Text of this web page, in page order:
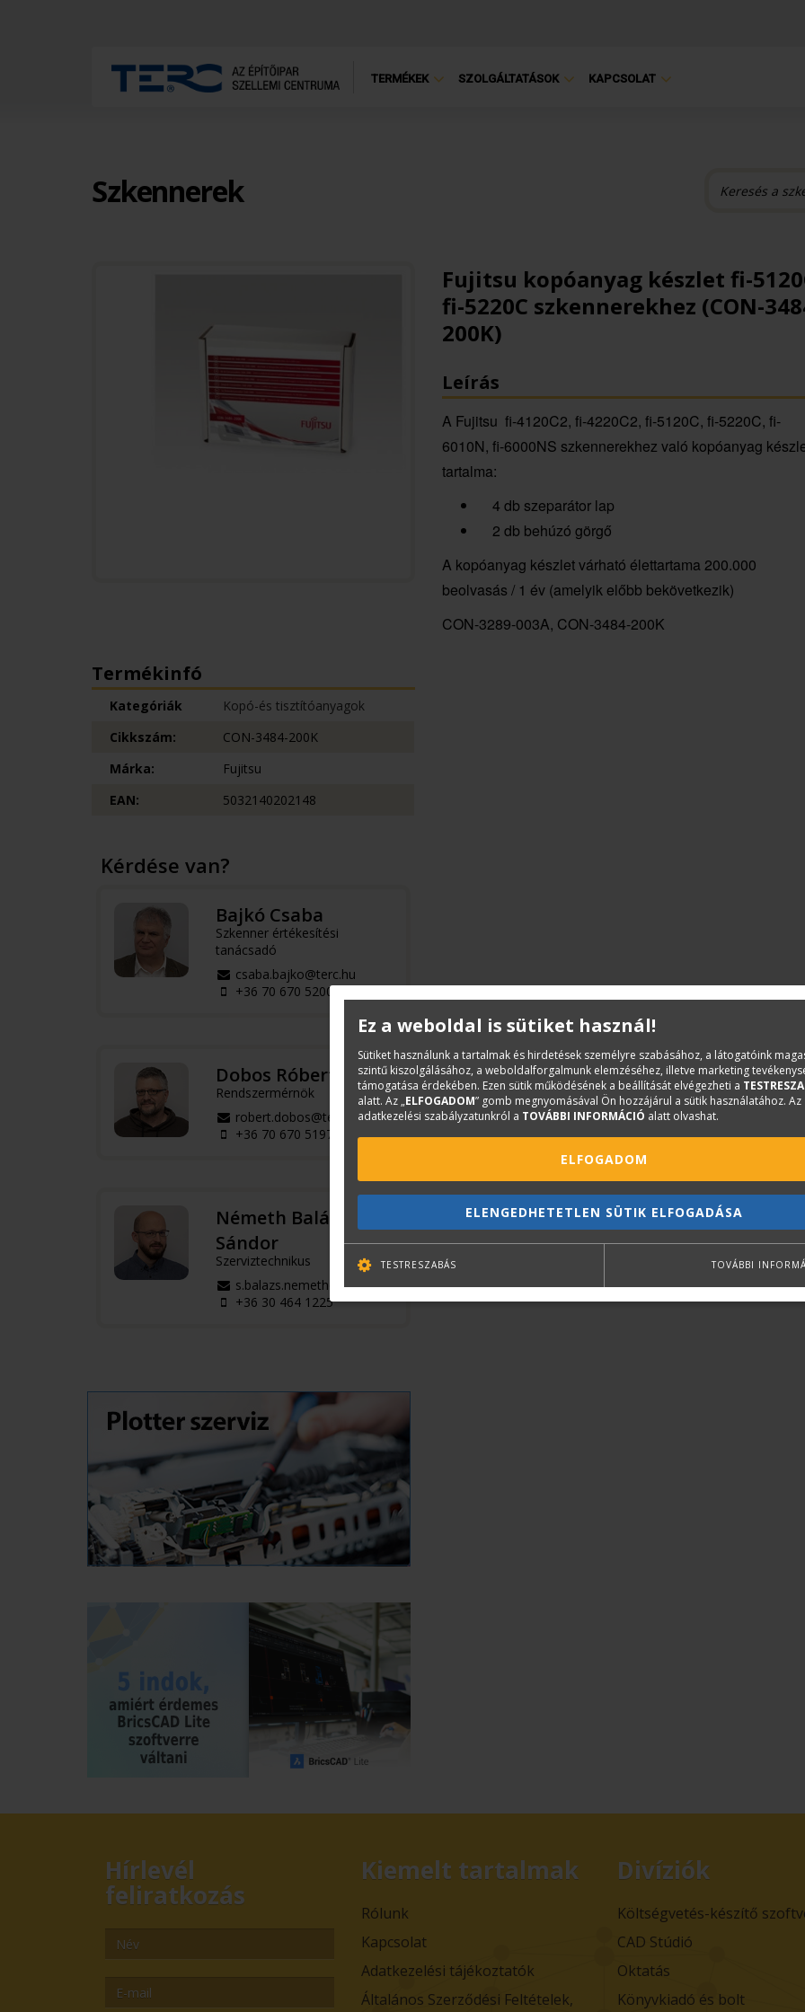
TERMÉKEK SZOLGÁLTATÁSOK KAPCSOLAT
Szkennerek
Fujitsu kopóanyag készlet fi-
fi-5220C szkennerekhez (CON-
200K)
Leírás
A Fujitsu fi-4120C2, fi-4220C2, fi-5120C, fi-5220C, fi-
6010N, fi-6000NS szkennerekhez való kopóanyag
tartalma:
4 db szeparátor lap
2 db behúzó görgő
A kopóanyag készlet várható élettartama 200.000
beolvasás / 1 év (amelyik előbb bekövetkezik)
CON-3289-003A, CON-3484-200K
Termékinfó
Kategóriák
Kopó-és tisztítóanyagok
Cikkszám:
CON-3484-200K
Márka:
Fujitsu
EAN:
5032140202148
Kérdése van?
Bajkó Csaba
Szkenner értékesítési
tanácsadó
csaba.bajko@terc.hu
+36 70 670 5200
Dobos Róbert
Rendszermérnök
robert.dobos@terc.hu
+36 70 670 5197
Németh Balázs
Sándor
Szerviztechnikus
s.balazs.nemeth@terc.hu
+36 30 464 1225
Hírlevél
feliratkozás
Kiemelt tartalmak
Rólunk
Kapcsolat
Adatkezelési tájékoztatók
Általános Szerződési Feltételek,
Divíziók
Költségvetés-készítő
CAD Stúdió
Oktatás
Könyvkiadó és bolt
Ez a weboldal is sütiket használ!
Sütiket használunk a tartalmak és hirdetések személyre szabásához, a látogatóink
szintű kiszolgálásához, a weboldalforgalmunk elemzéséhez, illetve marketing
támogatása érdekében. Ezen sütik működésének a beállítását elvégezheti a
alatt. Az „ELFOGADOM” gomb megnyomásával Ön hozzájárul a sütik használatához. Az
adatkezelési szabályzatunkról a TOVÁBBI INFORMÁCIÓ alatt olvashat.
ELFOGADOM
ELENGEDHETETLEN SÜTIK ELFOGADÁSA
TESTRESZABÁS TOVÁBBI